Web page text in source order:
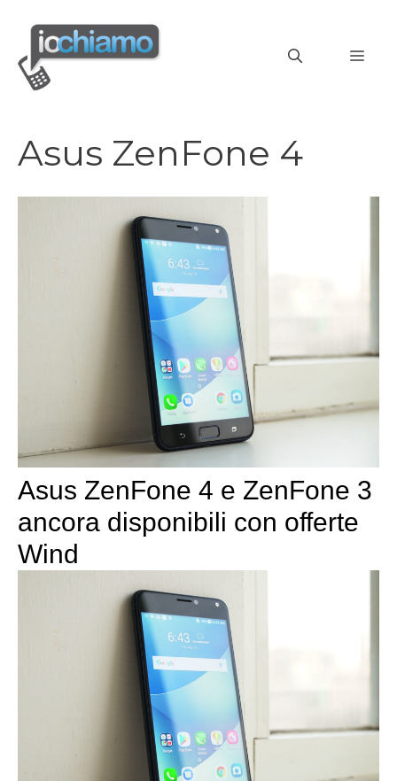
contenuto
Asus ZenFone 4
Asus ZenFone 4 e ZenFone 3
ancora disponibili con offerte
Wind